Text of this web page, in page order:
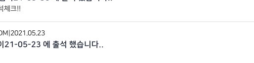
체크!!
2021.05.23
21-05-23 에 출석 했습니다..